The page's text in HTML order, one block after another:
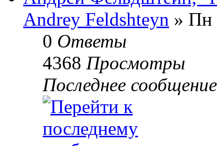
Andrey Feldshteyn » Пн
0 Ответы
4368 Просмотры
Последнее